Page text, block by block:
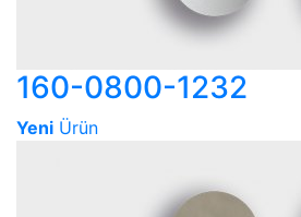
160-0800-1232
Yeni Ürün